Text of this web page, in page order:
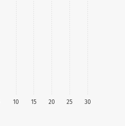
10 15 20 25 30